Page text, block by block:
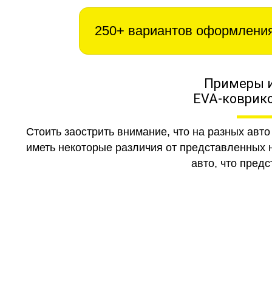
250+ вариантов
Примеры
EVA-
Стоить заострить внимание, что на разных
иметь некоторые различия от
авто, что